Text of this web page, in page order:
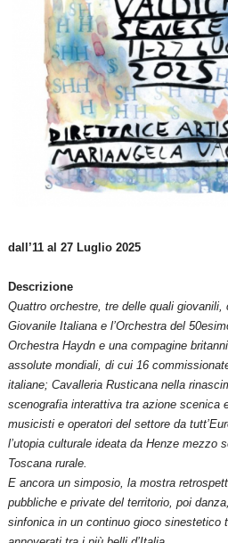
dall’11 al 27 Luglio 2025
Descrizione
Quattro orchestre, tre delle quali
Giovanile Italiana e l’Orchestra del
Orchestra Haydn e una compagine
assolute mondiali, di cui 16
italiane; Cavalleria Rusticana nella
scenografia interattiva tra azione scenica
musicisti e operatori del settore da
l’utopia culturale ideata da Henze mezzo
Toscana rurale.
E ancora un simposio, la mostra
pubbliche e private del territorio, poi
sinfonica in un continuo gioco sinestetico